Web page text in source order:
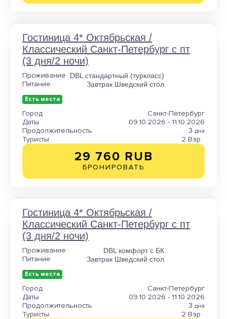
Гостиница 4* Октябрьская /
Классический Санкт-Петербург с пт
(3 дня/2 ночи)
Проживание DBL стандартный (туркласс)
Питание Завтрак Шведский стол
Есть места
Город
Санкт-Петербург
Даты
09.10.2026 - 11.10.2026
Продолжительность
3 дня
Туристы 2 Взр
29 760 RUB
БРОНИРОВАТЬ
Гостиница 4* Октябрьская /
Классический Санкт-Петербург с пт
(3 дня/2 ночи)
Проживание DBL комфорт с БК
Питание Завтрак Шведский стол
Есть места
Город
Санкт-Петербург
Даты
09.10.2026 - 11.10.2026
Продолжительность
3 дня
Туристы 2 Взр